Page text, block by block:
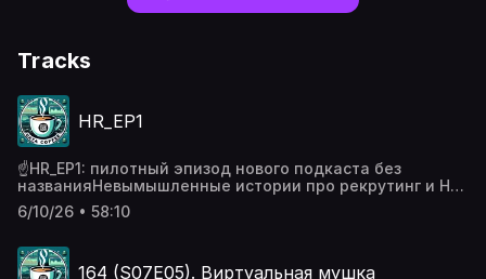
Tracks
HR_EP1
☝️HR_EP1: пилотный эпизод нового подкаста без
названияНевымышленные истории про рекрутинг и HR,
трудовые отношения, увольнения и всю жизнь от
«спасибо за ваш отклик» до «к сожалению…»Для
поэтому не скупитесь на реакции и комментарии. От
этого в том числе зависит будет ли продолжение!🔞
6/10/26 • 58:10
164 (S07E05). Виртуальная мушка